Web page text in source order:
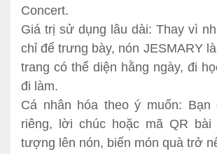
Concert.
Giá trị sử dụng lâu dài: Thay vì
chỉ để trưng bày, nón JESMARY
trang có thể diện hằng ngày, đi
đi làm.
Cá nhân hóa theo ý muốn: Bạn
riêng, lời chúc hoặc mã QR bài
tượng lên nón, biến món quà trở